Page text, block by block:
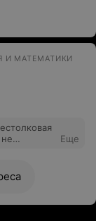
И МАТЕМАТИКИ
в шоке
и
не
Еще